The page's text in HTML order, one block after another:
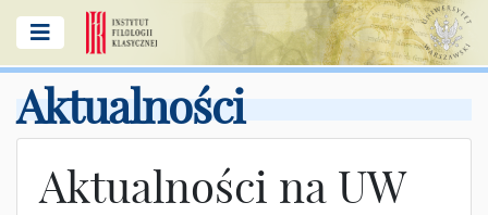
Aktualności
Aktualności na UW